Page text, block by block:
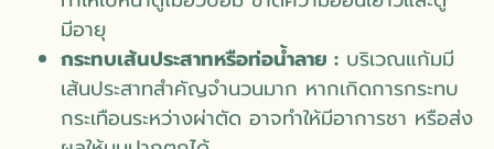
มีอายุ
กระทบเส้นประสาทหรือท่อน้ำลาย : บริเวณแก้มมี
เส้นประสาทสำคัญจำนวนมาก หากเกิดการกระทบ
กระเทือนระหว่างผ่าตัด อาจทำให้มีอาการชา หรือส่ง